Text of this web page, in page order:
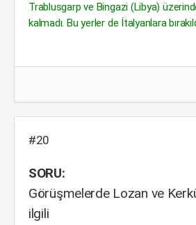
Trablusgarp ve Bingazi (Libya)
kalmadı. Bu yerler de İtalyanlara
#20
SORU:
Görüşmelerde Lozan ve
ilgili